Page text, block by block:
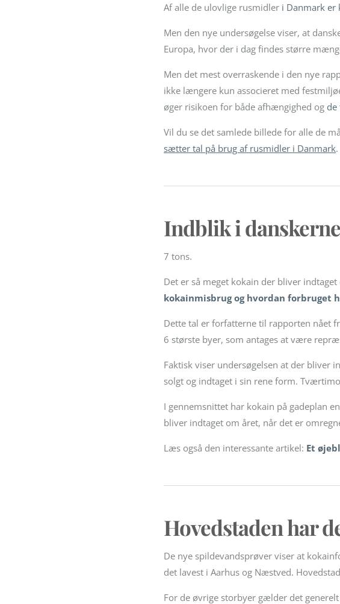
Af alle de ulovlige rusmidler i Danmark er
Men den nye undersøgelse viser, at
Europa, hvor der i dag findes større
Men det mest overraskende i den nye
ikke længere kun associeret med
øger risikoen for både afhængighed og de
Vil du se det samlede billede for alle de
sætter tal på brug af rusmidler i Danmark.
Indblik i
7 tons.
Det er så meget kokain der bliver
kokainmisbrug og hvordan forbruget
Dette tal er forfatterne til rapporten nået
6 største byer, som antages at være
Faktisk viser undersøgelsen at der bliver
solgt og indtaget i sin rene form.
I gennemsnittet har kokain på gadeplan
bliver indtaget om året, når det er
Læs også den interessante artikel: Et
Hovedstadenhar
De nye spildevandsprøver viser at
det lavest i Aarhus og Næstved.
For de øvrige storbyer gælder det